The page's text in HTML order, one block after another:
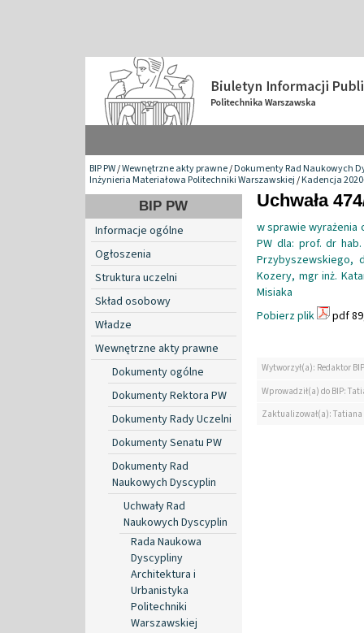
BIP PW/Wewnętrzne akty prawne/Dokumenty Rad Naukowych
Inżynieria Materiałowa Politechniki Warszawskiej/Kadencja
BIP PW
Informacje ogólne
Ogłoszenia
Struktura uczelni
Skład osobowy
Władze
Wewnętrzne akty prawne
Dokumenty ogólne
Dokumenty Rektora PW
Dokumenty Rady Uczelni
Dokumenty Senatu PW
Dokumenty Rad
Naukowych Dyscyplin
Uchwały Rad
Naukowych Dyscyplin
Rada Naukowa
Dyscypliny
Architektura i
Urbanistyka
Politechniki
Warszawskiej
Uchwała
w sprawie wyrażenia
PW dla: prof. dr
Przybyszewskiego,
Kozery, mgr inż.
Misiaka
Pobierz plik
pdf
Wytworzył(a): Redaktor BIP
Wprowadził(a) do BIP:
Zaktualizował(a):